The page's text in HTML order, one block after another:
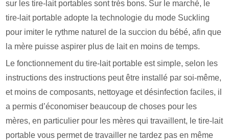
sur les tire-lait portables sont très bons. Sur le marché, le
tire-lait portable adopte la technologie du mode Suckling
pour imiter le rythme naturel de la succion du bébé, afin que
la mère puisse aspirer plus de lait en moins de temps.
Le fonctionnement du tire-lait portable est simple, selon les
instructions des instructions peut être installé par soi-même,
et moins de composants, nettoyage et désinfection faciles, il
a permis d’économiser beaucoup de choses pour les
mères, en particulier pour les mères qui travaillent, le tire-lait
portable vous permet de travailler ne tardez pas en même